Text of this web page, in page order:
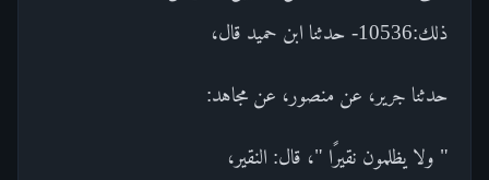
ذلك:10536- حدثنا ابن حميد قال،
حدثنا جرير، عن منصور، عن مجاهد:
" ولا يظلمون نقيرًا "، قال: النقير،